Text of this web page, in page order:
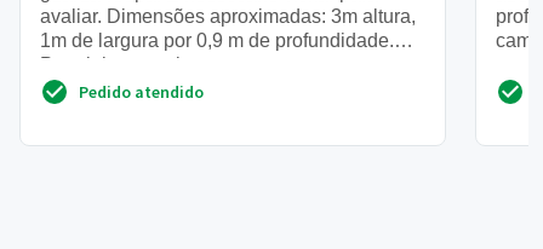
avaliar. Dimensões aproximadas: 3m altura,
1m de largura por 0,9 m de profundidade.
Prateleiras precis...
Pedido atendido